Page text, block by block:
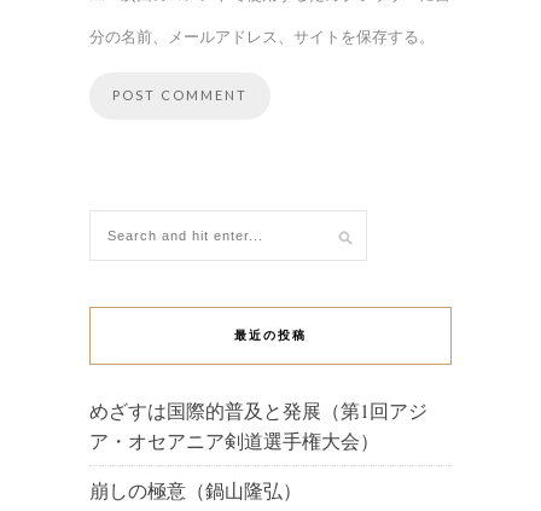
分の名前、メールアドレス、サイトを保存する。
最近の投稿
めざすは国際的普及と発展（第1回アジ
ア・オセアニア剣道選手権大会）
崩しの極意（鍋山隆弘）